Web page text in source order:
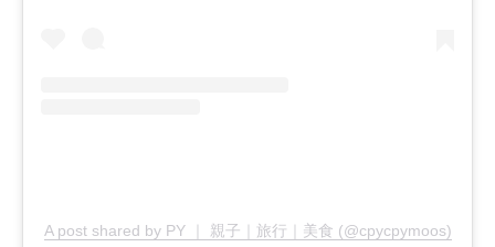
A post shared by PY ｜ 親子｜旅行｜美食 (@cpycpymoos)